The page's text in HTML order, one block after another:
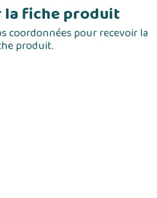
la fiche produit
coordonnées pour recevoir la
produit.